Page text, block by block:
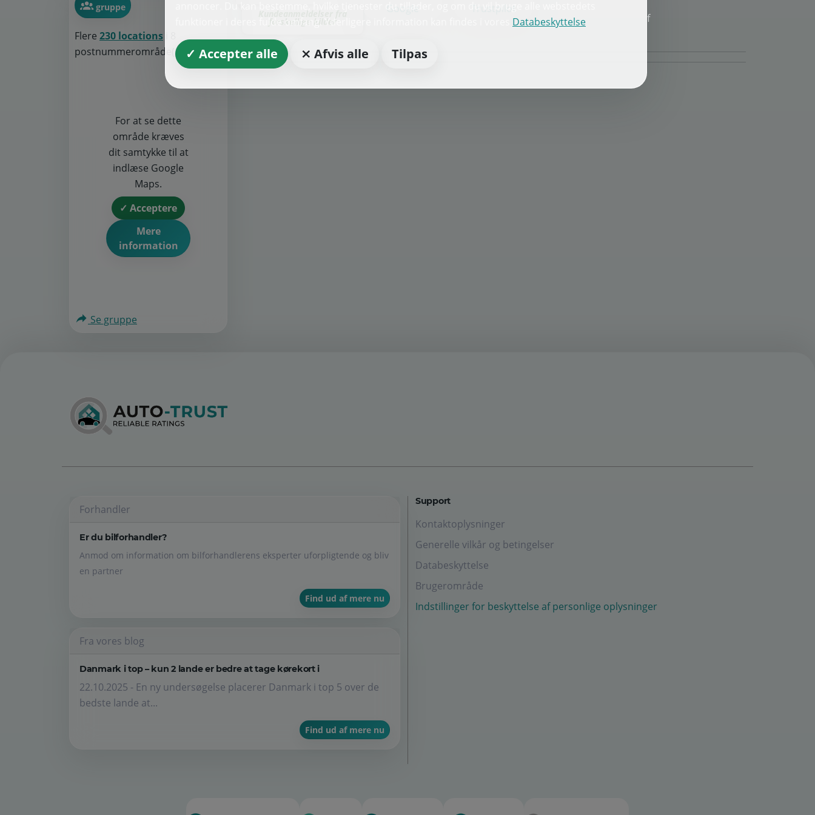
Kundeanmeldelser fra
forskellige kilder
Google Trustpilot
gruppe
Flere 230 locations
postnummerområde(r)
For at se dette
område kræves
dit samtykke til at
indlæse Google
Maps.
✓ Acceptere
Mere
information
Se gruppe
Forhandler
Er du bilforhandler?
Anmod om information om bilforhandlerens eksperter uforpligtende og bliv
en partner
Find ud af mere nu
Fra vores blog
Danmark i top – kun 2 lande er bedre at tage kørekort i
22.10.2025 - En ny undersøgelse placerer Danmark i top 5 over de
bedste lande at...
Find ud af mere nu
Support
Kontaktoplysninger
Generelle vilkår og betingelser
Databeskyttelse
Brugerområde
Indstillinger for beskyttelse af personlige oplysninger
annoncer. Du kan bestemme, hvilke tjenester du tillader, og om du vil bruge alle webstedets
funktioner i deres fulde omfang. Yderligere information kan findes i vores Databeskyttelse
✓ Accepter alle ⨯ Afvis alle Tilpas
f